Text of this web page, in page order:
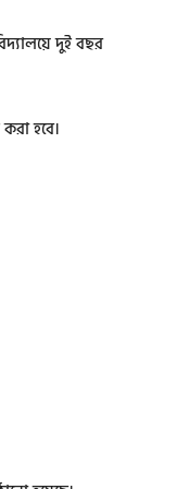
দুই বছর
হবে।